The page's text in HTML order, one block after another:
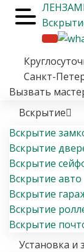
ЛЕН
Санкт-
Вызвать
Вскрытие
Вскрытие
Вскрытие
Вскрытие
Вскрытие авто
Вскрытие
Вскрытие
Вскрытие
Установка и